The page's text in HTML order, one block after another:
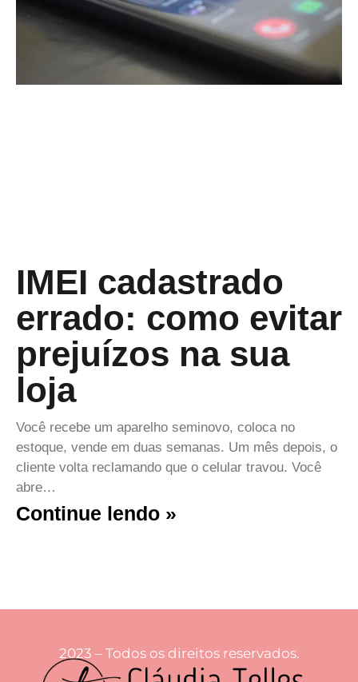
IMEI cadastrado
errado: como evitar
prejuízos na sua
loja
Você recebe um aparelho seminovo, coloca no
estoque, vende em duas semanas. Um mês depois, o
cliente volta reclamando que o celular travou. Você
abre…
Continue lendo »
2023 – Todos os direitos reservados.